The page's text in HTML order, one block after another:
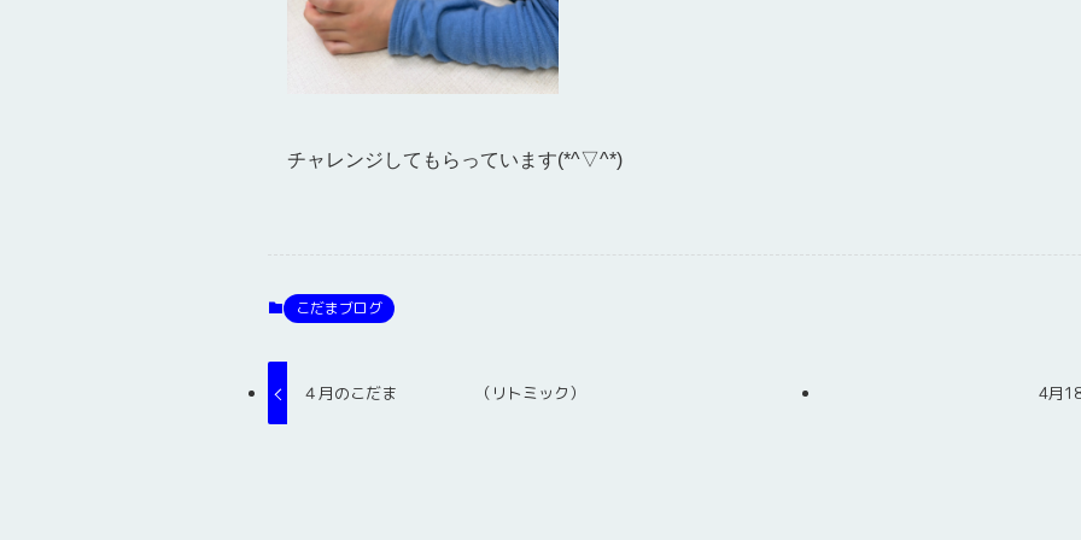
チャレンジしてもらっています(*^▽^*)
こだまブログ
４月のこだま （リトミック） 4